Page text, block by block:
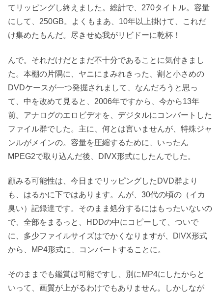
てリッピングし終えました。総計で、270タイトル。容量
にして、250GB。よくもまあ、10年以上掛けて、これだ
け集めたもんだ。尽きせぬ我がリビドーに乾杯！
んで。それだけだとまだ不十分であることに気付きまし
た。本棚の片隅に、ヤニにまみれきった、割と小さめの
DVDケースが一つ発掘されまして、なんだろうと思っ
て、中を改めて見ると、2006年ですから、今から13年
前。アナログのエロビデオを、デジタルにコンバートした
ファイル群でした。主に、何とは言いませんが、特殊ジャ
ンルがメインの。容量を圧縮するために、いったん
MPEG2で取り込んだ後、DIVX形式にしたんでした。
顧みる可能性は、今日までリッピングしたDVD群より
も、はるかに下ではあります。んが、30代の頃の（イカ
臭い）記録達です。そのまま処分するにはもったいないの
で、全部をまるっと、HDDの中にコピーして、ついで
に、多少ファイルサイズはでかくなりますが、DIVX形式
から、MP4形式に、コンバートすることに。
そのままでも鑑賞は可能ですし、別にMP4にしたからと
いって、画質が上がるわけでもありません。しかしなが